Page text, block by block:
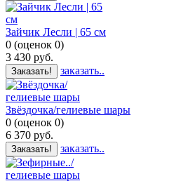
Зайчик Лесли | 65 см
0 (оценок 0)
3 430 руб.
Заказать! заказать..
Звёздочка/гелиевые шары
0 (оценок 0)
6 370 руб.
Заказать! заказать..